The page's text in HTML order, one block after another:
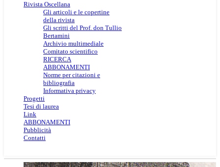
Rivista Oscellana
Gli articoli e le copertine
della rivista
Gli scritti del Prof. don Tullio
Bertamini
Archivio multimediale
Comitato scientifico
RICERCA
ABBONAMENTI
Norme per citazioni e
bibliografia
Informativa privacy
Progetti
Tesi di laurea
Link
ABBONAMENTI
Pubblicità
Contatti